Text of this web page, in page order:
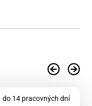
do 14 pracovných dní